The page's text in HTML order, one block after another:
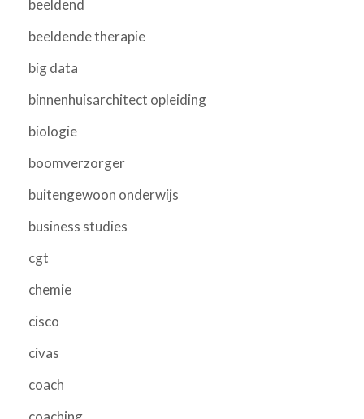
beeldend
beeldende therapie
big data
binnenhuisarchitect opleiding
biologie
boomverzorger
buitengewoon onderwijs
business studies
cgt
chemie
cisco
civas
coach